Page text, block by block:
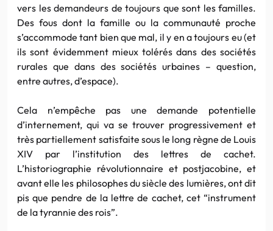
vers les demandeurs de toujours que sont les familles.
Des fous dont la famille ou la communauté proche
s’accommode tant bien que mal, il y en a toujours eu (et
ils sont évidemment mieux tolérés dans des sociétés
rurales que dans des sociétés urbaines – question,
entre autres, d’espace).
Cela n’empêche pas une demande potentielle
d’internement, qui va se trouver progressivement et
très partiellement satisfaite sous le long règne de Louis
XIV par l’institution des lettres de cachet.
L’historiographie révolutionnaire et postjacobine, et
avant elle les philosophes du siècle des lumières, ont dit
pis que pendre de la lettre de cachet, cet “instrument
de la tyrannie des rois”.